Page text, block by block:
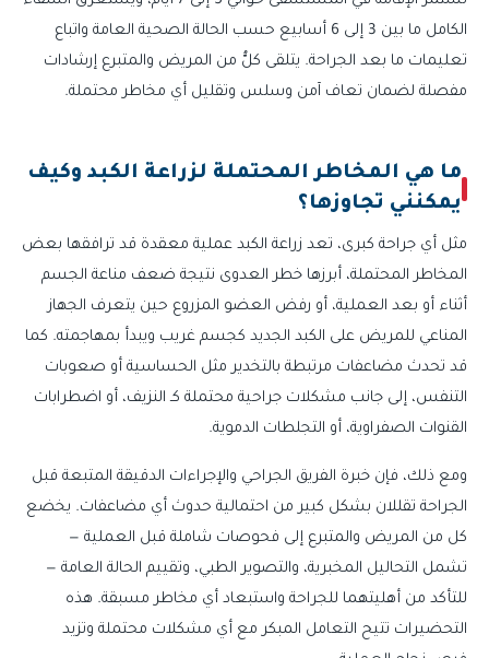
الكامل ما بين 3 إلى 6 أسابيع حسب الحالة الصحية العامة واتباع
تعليمات ما بعد الجراحة. يتلقى كلٌّ من المريض والمتبرع إرشادات
مفصلة لضمان تعاف آمن وسلس وتقليل أي مخاطر محتملة.
ما هي المخاطر المحتملة لزراعة الكبد وكيف
يمكنني تجاوزها؟
مثل أي جراحة كبرى، تعد زراعة الكبد عملية معقدة قد ترافقها بعض
المخاطر المحتملة، أبرزها خطر العدوى نتيجة ضعف مناعة الجسم
أثناء أو بعد العملية، أو رفض العضو المزروع حين يتعرف الجهاز
المناعي للمريض على الكبد الجديد كجسم غريب ويبدأ بمهاجمته. كما
قد تحدث مضاعفات مرتبطة بالتخدير مثل الحساسية أو صعوبات
التنفس، إلى جانب مشكلات جراحية محتملة كـ النزيف، أو اضطرابات
القنوات الصفراوية، أو التجلطات الدموية.
ومع ذلك، فإن خبرة الفريق الجراحي والإجراءات الدقيقة المتبعة قبل
الجراحة تقللان بشكل كبير من احتمالية حدوث أي مضاعفات. يخضع
كل من المريض والمتبرع إلى فحوصات شاملة قبل العملية —
تشمل التحاليل المخبرية، والتصوير الطبي، وتقييم الحالة العامة —
للتأكد من أهليتهما للجراحة واستبعاد أي مخاطر مسبقة. هذه
التحضيرات تتيح التعامل المبكر مع أي مشكلات محتملة وتزيد